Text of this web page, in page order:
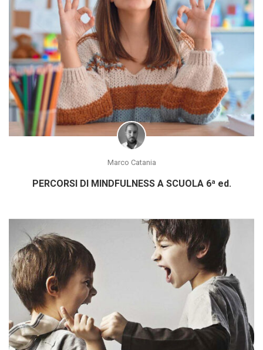
Marco Catania
PERCORSI DI MINDFULNESS A SCUOLA 6ª ed.